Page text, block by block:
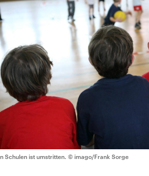
Schulen ist umstritten. © imago/Frank Sorge